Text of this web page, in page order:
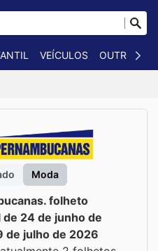
VEÍCULOS OUTROS
Moda
folheto
de 24 de junho de
de julho de 2026